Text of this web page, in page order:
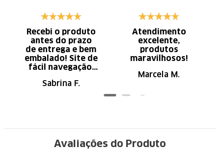
Recebi o produto
antes do prazo
de entrega e bem
embalado! Site de
fácil navegação.
Sabrina F.
Atendimento
excelente,
produtos
maravilhosos!
Marcela M.
Avaliações do Produto